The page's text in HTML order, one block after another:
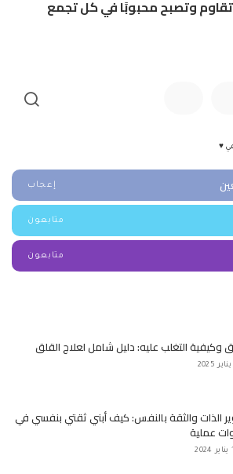
تقاوم وتصبح محبوبًا في كل تجمع
♥
إعجاب
متابعون
متابعون
وكيفية التغلب عليه: دليل شامل لعلاج القلق
الذات والثقة بالنفس: كيف أبني ثقتي بنفسي في
عملية